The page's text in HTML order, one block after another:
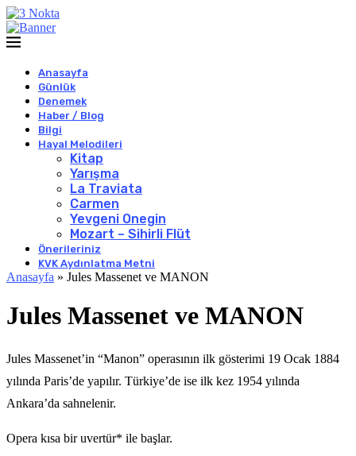
Anasayfa
Günlük
Denemek
Haber / Blog
Bilgi
Hayal Melodileri
Kitap
Yarışma
La Traviata
Carmen
Yevgeni Onegin
Mozart – Sihirli Flüt
Önerileriniz
KVK Aydınlatma Metni
Anasayfa » Jules Massenet ve MANON
Jules Massenet ve MANON
Jules Massenet’in “Manon” operasının ilk gösterimi 19 Ocak 1884
yılında Paris’de yapılır. Türkiye’de ise ilk kez 1954 yılında
Ankara’da sahnelenir.
Opera kısa bir uvertür* ile başlar.